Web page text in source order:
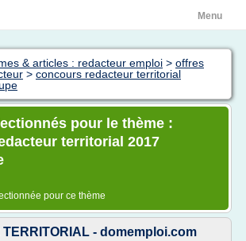
Menu
& articles : redacteur emploi > offres
> concours redacteur territorial
pour le thème :
territorial 2017
pour ce thème
TERRITORIAL - domemploi.com